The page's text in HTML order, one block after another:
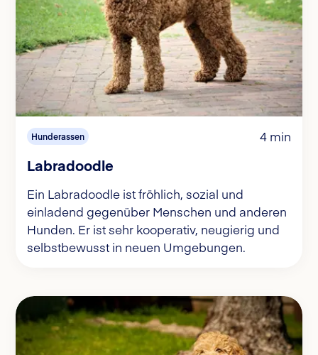
Hunderassen 4 min
Labradoodle
Ein Labradoodle ist fröhlich, sozial und
einladend gegenüber Menschen und anderen
Hunden. Er ist sehr kooperativ, neugierig und
selbstbewusst in neuen Umgebungen.